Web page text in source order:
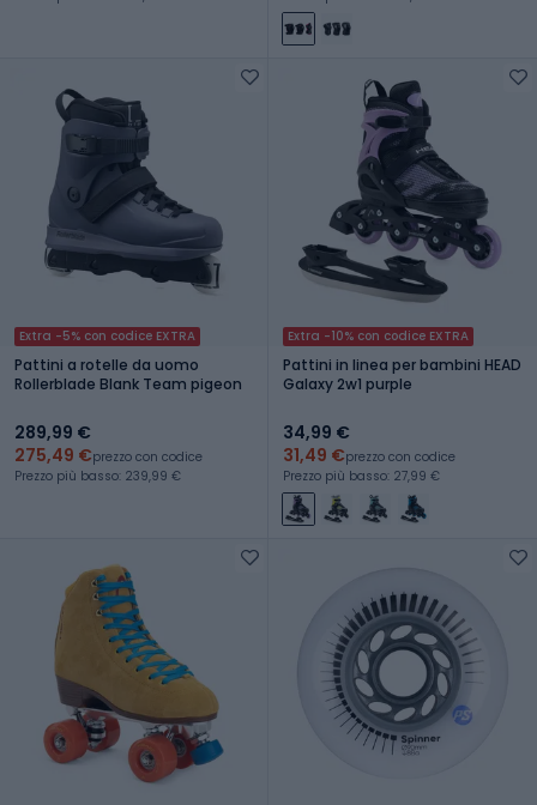
Extra -5% con codice EXTRA
Pattini a rotelle da uomo
Rollerblade Blank Team pigeon
289,99 €
275,49 €prezzo con codice
Prezzo più basso: 239,99 €
Extra -10% con codice EXTRA
Pattini in linea per bambini HEAD
Galaxy 2w1 purple
34,99 €
31,49 €prezzo con codice
Prezzo più basso: 27,99 €